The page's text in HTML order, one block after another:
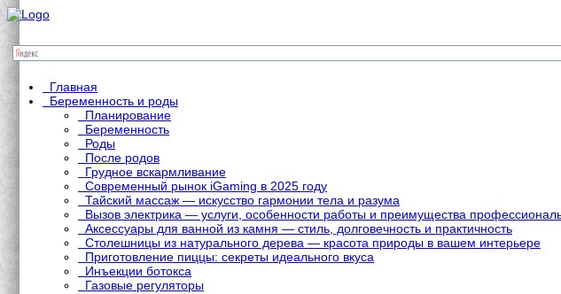
Главная
Беременность и роды
Планирование
Беременность
Роды
После родов
Грудное вскармливание
Современный рынок iGaming в 2025 году
Тайский массаж — искусство гармонии тела и разума
Вызов электрика — услуги, особенности работы и преимущества
Аксессуары для ванной из камня — стиль, долговечность и практичность
Столешницы из натурального дерева — красота природы в вашем интерьере
Приготовление пиццы: секреты идеального вкуса
Инъекции ботокса
Газовые регуляторы